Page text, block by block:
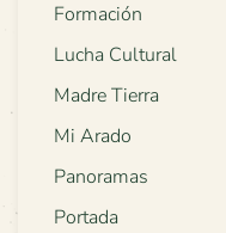
Formación
Lucha Cultural
Madre Tierra
Mi Arado
Panoramas
Portada